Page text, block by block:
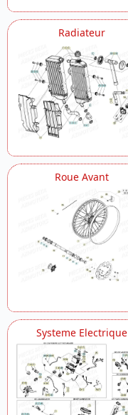
Radiateur
Roue Avant
Systeme Electrique